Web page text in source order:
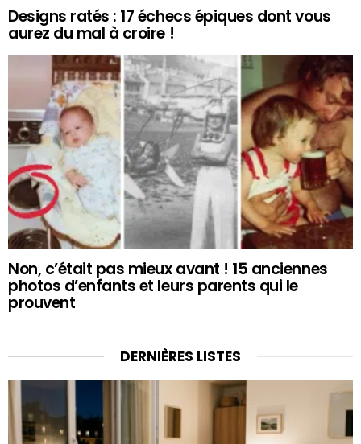
Designs ratés : 17 échecs épiques dont vous
aurez du mal à croire !
Non, c’était pas mieux avant ! 15 anciennes
photos d’enfants et leurs parents qui le
prouvent
DERNIÈRES LISTES